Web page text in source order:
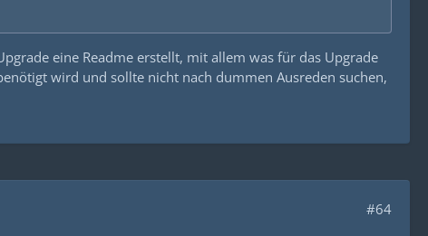
eine Readme erstellt, mit allem was für das Upgrade
wird und sollte nicht nach dummen Ausreden suchen,
#64